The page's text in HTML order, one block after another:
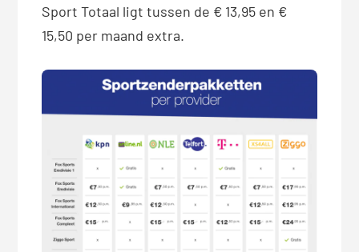
Sport Totaal ligt tussen de € 13,95 en €
15,50 per maand extra.